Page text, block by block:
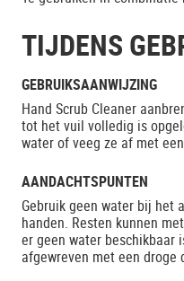
TIJDENS
GEBRUIKSAANWIJZING
Hand Scrub Cleaner
tot het vuil volledig is
water of veeg ze af met
AANDACHTSPUNTEN
Gebruik geen water bij het
handen. Resten kunnen
er geen water beschikbaar
afgewreven met een droge